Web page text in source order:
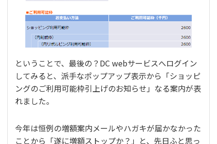
ということで、最後の？DC webサービスへログイン
してみると、派手なポップアップ表示から「ショッピ
ングのご利用可能枠引上げのお知らせ」なる案内が表
れました。
今年は恒例の増額案内メールやハガキが届かなかった
ことから「遂に増額ストップか？」と、先日ふと思っ